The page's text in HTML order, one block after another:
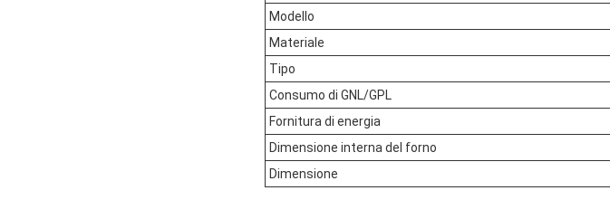
Modello
Materiale
Tipo
Consumo di GNL/GPL
Fornitura di energia
Dimensione interna del forno
Dimensione